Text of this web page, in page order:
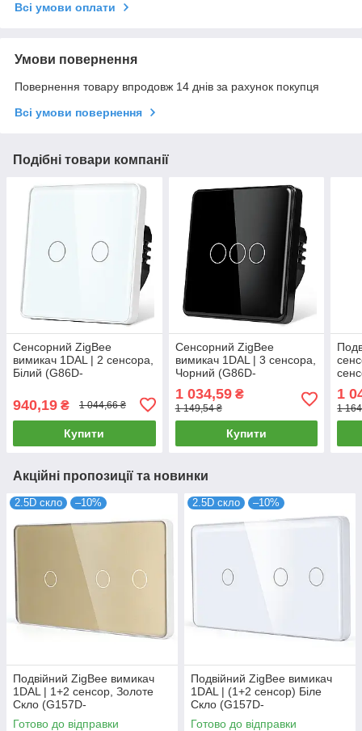
Всі умови оплати
Умови повернення
Повернення товару впродовж 14 днів за рахунок покупця
Всі умови повернення
Подібні товари компанії
Сенсорний ZigBee
вимикач 1DAL | 2 сенсора,
Білий (G86D-
940,19 ₴ 1 044,66 ₴
Купити
Сенсорний ZigBee
вимикач 1DAL | 3 сенсора,
Чорний (G86D-
1 034,59₴
1 149,54 ₴
Купити
1
1
Акційні пропозиції та новинки
2.5D скло –10%
Подвійний ZigBee вимикач
1DAL | 1+2 сенсор, Золоте
Скло (G157D-
SW1G2G.ZB.GD)
Готово до відправки
2.5D скло –10%
Подвійний ZigBee вимикач
1DAL | (1+2 сенсор) Біле
Скло (G157D-
SW1G2G.ZB.WT)
Готово до відправки